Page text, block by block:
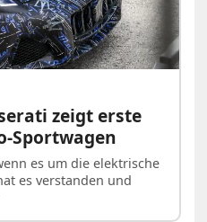
zeigt erste
Sportwagen
es um die elektrische
es verstanden und